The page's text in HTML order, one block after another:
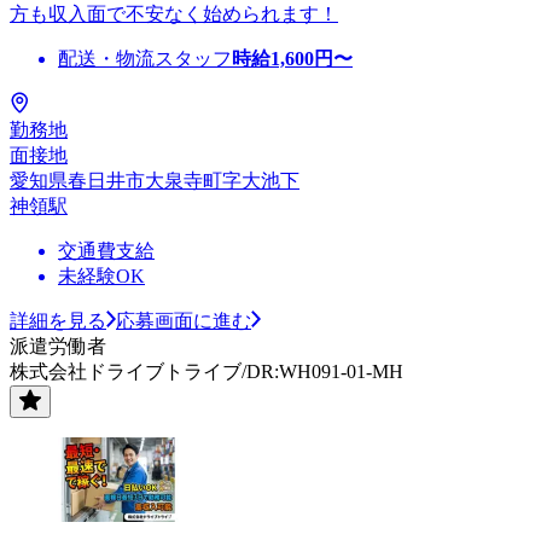
方も収入面で不安なく始められます！
配送・物流スタッフ 時給1,600円〜
勤務地
面接地
愛知県春日井市大泉寺町字大池下
神領駅
交通費支給
未経験OK
詳細を見る
応募画面に進む
派遣労働者
株式会社ドライブトライブ/DR:WH091-01-MH